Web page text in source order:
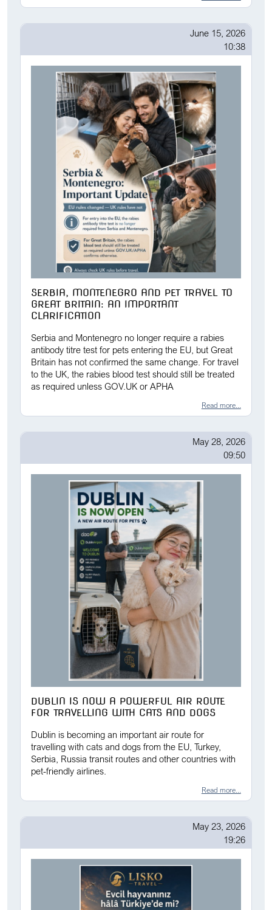
June 15, 2026
10:38
SERBIA, MONTENEGRO AND PET TRAVEL TO
GREAT BRITAIN: AN IMPORTANT
CLARIFICATION
Serbia and Montenegro no longer require a rabies
antibody titre test for pets entering the EU, but Great
Britain has not confirmed the same change. For travel
to the UK, the rabies blood test should still be treated
as required unless GOV.UK or APHA
Read more...
May 28, 2026
09:50
DUBLIN IS NOW A POWERFUL AIR ROUTE
FOR TRAVELLING WITH CATS AND DOGS
Dublin is becoming an important air route for
travelling with cats and dogs from the EU, Turkey,
Serbia, Russia transit routes and other countries with
pet-friendly airlines.
Read more...
May 23, 2026
19:26